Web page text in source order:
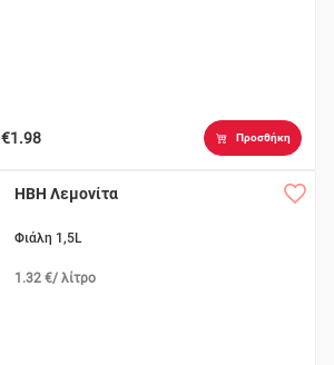
€1.98 Προσθήκη
ΗΒΗ Λεμονίτα
Φιάλη 1,5L
1.32 €/ λίτρο